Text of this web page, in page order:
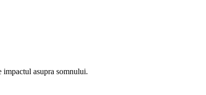
impactul asupra somnului.